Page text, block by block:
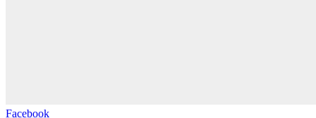
Facebook